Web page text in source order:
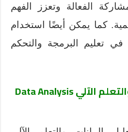
الفعالة وتعزز الفهم
كما يمكن أيضًا استخدام
في تعليم البرمجة والتحكم
الآليData Analysis